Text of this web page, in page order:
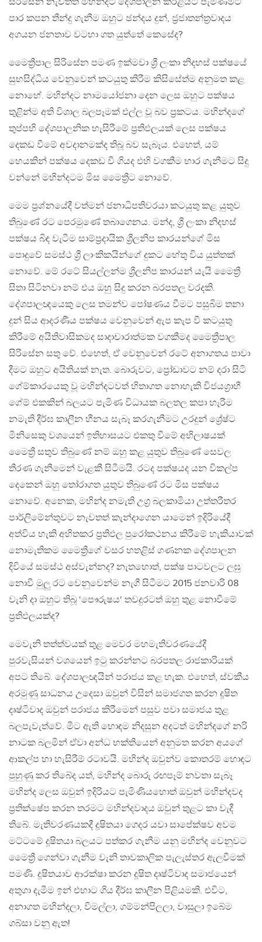
පාර කපන තීන්දු ගැනීම ඔහුට ඡන්දය දුන්, ජ්‍රජාතන්ත්‍රවාදය
අගයන ජනතාව වටහා ගත යුත්තේ කෙසේද?
මෛත්‍රීපාල සිරිසේන පමණ ඉක්මවා ශ්‍රී ලංකා නිදහස් පක්ෂයේ
සුභසිද්ධිය වෙනුවෙන් කටයුතු කිරීම කිසිසේත්ම අනුමත කළ
නොහේ. මහින්දට නාමයෝජනා දෙන ලෙස ඔහුට පක්ෂය
තුළින්ම අති විශාල බලපෑමක් එල්ල වූ බව ප්‍රකටය. මහින්දගේ
තුප්පහි දේශපාලනික හැසිරීමේ ප්‍රතිඵලයක් ලෙස පක්ෂය
දෙකඩ වීමේ අවදානමක්ද තිබූ බව සැබෑය. එහෙත්, යම්
හෙයකින් පක්ෂය දෙකඩ වී ගියද එහි වගකීම භාර ගැනීමට සිදු
වන්නේ මහින්දටම මිස මෛත්‍රීට නොවේ.
මෙම ප්‍රශ්නයේදී වත්මන් ජනාධිපතිවරයා කටයුතු කළ යුතුව
තිබුණේ රට පෙරමුණේ තබාගෙනය. මන්ද, ශ්‍රී ලංකා නිදහස්
පක්ෂය බිඳ වැටීම සාම්ප්‍රදායික ශ්‍රීලනිප කාරයන්ගේ මිස
පොදුවේ සමස්ථ ශ්‍රී ලාංකිකයින්ගේ දුකට හේතු විය යුත්තක්
නොවේ. මේ රටේ සියල්ලන්ම ශ්‍රීලනිප කාරයන් යැයි මෛත්‍රී
සිතා සිටිනවා නම් එය ඔහු සිදු කරන බරපතල වරදකි.
දේශපාලඥයෙකු ලෙස තමන්ව පෝෂණය වීමට පසුබිම තනා
දුන් සිය ආදරණීය පක්ෂය වෙනුවෙන් ඇප කැප වී කටයුතු
කිරීමේ අයිතිවාසිකමද සාදාචාරාත්මක වගකීමද මෛත්‍රීපාල
සිරිසේන සතු වේ. එහෙත්, ඒ වෙනුවෙන් රටේ අනාගතය පාවා
දීමට ඔහුට අයිතියක් නැත. බොරුවට, ප්‍රෝඩාවට නම් දරා සිටි
ගේම්කාරයෙකු වූ මහින්දටවත් හිතාගත නොහැකි විජයග්‍රාහී
ගේම් එකකින් බලයට පැමිණ විධායක බලතල කපා හැරීම
නමැති දීර්ඝ කාලීන හීනය සැබෑ කරගැනීමට උරදුන් ශ්‍රේෂ්ට
මිනිසෙකු වශයෙන් ඉතිහාසයට එකතු වීමේ අභිලාෂයක්
මෛත්‍රී සතුව තිබුණේ නම් ඔහු කළ යුතුව තිබුණේ සෙවල
තීරණ ගැනීමෙන් වැළකී සිටීමයි. රටද පක්ෂයද යන විකල්ප
දෙකෙන් ඔහු තෝරාගත යුතුව තිබුණේ රට මිස පක්ෂය
නොවේ. අනෙක, මහින්ද නමැති උග්‍ර බලකාමියා උත්තරීතර
පාර්ලිමේන්තුවට නැවතත් කැන්දාගෙන යාමෙන් ඉදිරියේදී
අත්විය හැකි අහිතකර ප්‍රතිඵල පුරෝකථනය කිරීමේ හැකියාවක්
නොමැතිකම මෛත්‍රීගේ වසර හතළිස් ගණනක දේශපාලන
දිවියේ සමස්ථ අස්වැන්නද? නැතහොත්, පක්ෂ පාටවලට ලඝු
නොවී මුලු රට වෙනුවෙන්ම නැගී සිටීමට 2015 ජනවාරි 08
වැනි දා ඔහුට තිබූ ‘පෞරුෂය‘ තවදුරටත් ඔහු තුළ නොවීමේ
ප්‍රතිඵලයක්ද?
මෙවැනි තත්ත්වයක් තුළ මෙවර මහමැතිවරණයේදී
පුරවැසියන් වශයෙන් ඉටු කරන්නට බරපතල රාජකාරියක්
අපට තිබේ. දේශපාලඥයින් පරාජය කළ හැක. එහෙත්, ස්වකීය
අරමුණු සාධනය උදෙසා ඔවුන් විසින් සමාජගත කරන දූෂිත
දෘෂ්ටිවාද ඔවුන් පරාජය කිරීමෙන් පසුව පවා සමාජය තුළ
බලපැවැත්වේ. මීට ඇති හොඳම නිදසුන අදටත් මහින්දගේ නරි
නාටක බලමින් ඒවා අන්ධ භක්තියෙන් අනුමත කරන අයගේ
ආකල්ප හා හැසිරීම් රටාවයි. මහින්ද ඔවුන්ව කොතරම් හොඳට
පුහුණු කර තිබේද යත්, මහින්ද බොරු රඟපෑම් නවතා සැබෑ
මහින්ද ලෙස ඔවුන් ඉදිරියට පැමිණියහොත් ඔවුන් මහින්දවද
ප්‍රතික්ෂේප කරන තරමට මහින්දවාදය ඔවුන් තුළට කා වැදී
තිබේ. මැතිවරණයකදී දූෂිතයා ගෙදර යවා සාපේක්ෂව අවම
මට්ටමේ දූෂිතයා බලයට පත්කර ගැනීම යනු මහින්ද වෙනුවට
මෛත්‍රී ගෙන්වා ගැනීම වැනි තාවකාලික පැලැස්තර ඇලවීමක්
පමණි. දූෂිතයාව ආරක්ෂා කරන දූෂිත දෘෂ්ටිවාද සමාජයෙන්
අතුගා දැමීම ඉන් එහාට ගිය දීර්ඝ කාලීන පිළියමකි. එවිට,
අනාගත මහින්දලා, විමල්ලා, ගම්මන්පිලලා, වාසුලා ඉබේම
ගබ්සා වනු ඇත!